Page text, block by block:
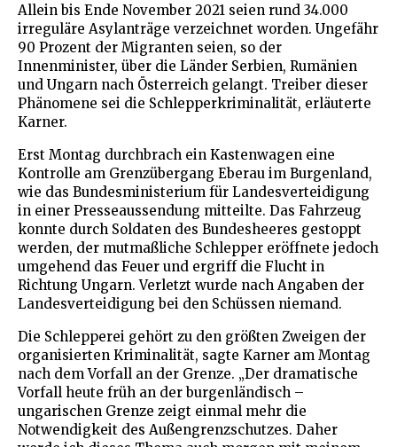
Allein bis Ende November 2021 seien rund 34.000
irreguläre Asylanträge verzeichnet worden. Ungefähr
90 Prozent der Migranten seien, so der
Innenminister, über die Länder Serbien, Rumänien
und Ungarn nach Österreich gelangt. Treiber dieser
Phänomene sei die Schlepperkriminalität, erläuterte
Karner.
Erst Montag durchbrach ein Kastenwagen eine
Kontrolle am Grenzübergang Eberau im Burgenland,
wie das Bundesministerium für Landesverteidigung
in einer Presseaussendung mitteilte. Das Fahrzeug
konnte durch Soldaten des Bundesheeres gestoppt
werden, der mutmaßliche Schlepper eröffnete jedoch
umgehend das Feuer und ergriff die Flucht in
Richtung Ungarn. Verletzt wurde nach Angaben der
Landesverteidigung bei den Schüssen niemand.
Die Schlepperei gehört zu den größten Zweigen der
organisierten Kriminalität, sagte Karner am Montag
nach dem Vorfall an der Grenze. „Der dramatische
Vorfall heute früh an der burgenländisch –
ungarischen Grenze zeigt einmal mehr die
Notwendigkeit des Außengrenzschutzes. Daher